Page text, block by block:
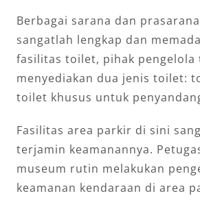
Berbagai sarana dan
sangatlah lengkap dan
fasilitas toilet, pihak pengelola
menyediakan dua jenis toilet:
toilet khusus untuk
Fasilitas area parkir di sini
terjamin keamanannya.
museum rutin melakukan
keamanan kendaraan di area